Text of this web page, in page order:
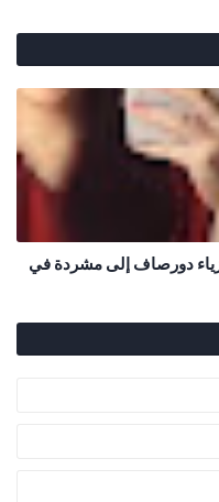
دورصاف إلى مشردة في